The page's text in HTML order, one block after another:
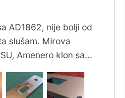
AD1862, nije bolji od
slušam. Mirova
Amenero klon sa...